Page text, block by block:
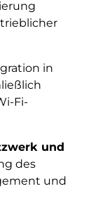
in
Fi-
und
des
und